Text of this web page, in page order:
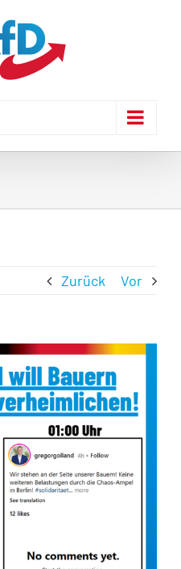
Zurück Vor